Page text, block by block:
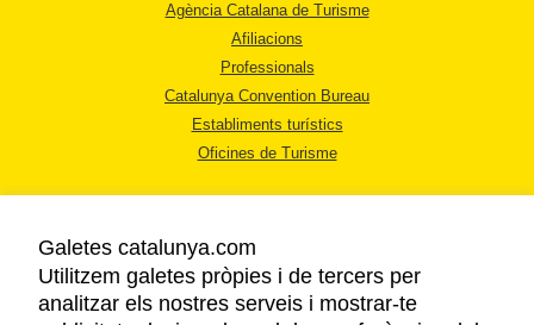
Agència Catalana de Turisme
Afiliacions
Professionals
Catalunya Convention Bureau
Establiments turístics
Oficines de Turisme
AVÍS LEGAL
Galetes catalunya.com
Utilitzem galetes pròpies i de tercers per
analitzar els nostres serveis i mostrar-te